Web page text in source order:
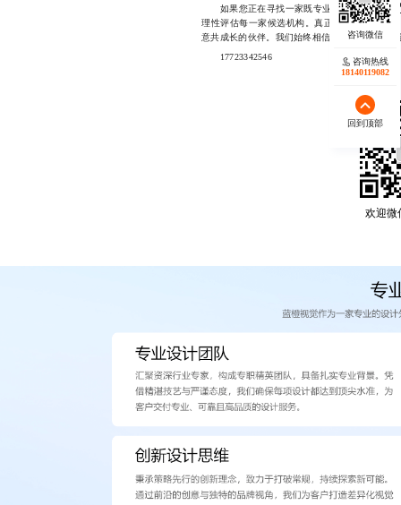
如果您正在寻找一家既专业又可靠的昆明
理性评估每一家候选机构。真正值得信赖的合
意共成长的伙伴。我们始终相信，好的设计不只
17723342546
欢迎微
咨询热线
18140119082
回到顶部